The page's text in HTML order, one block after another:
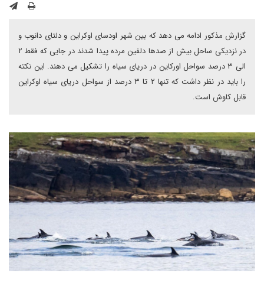
گزارش مذکور ادامه می دهد که بین شهر اودسای اوکراین و دلتای دانوب و
در نزدیکی ساحل بیش از صدها دلفین مرده پیدا شدند در جایی که فقط ۲
الی ۳ درصد سواحل اورکاین در دریای سیاه را تشکیل می دهند. این نکته
را باید در نظر داشت که تنها ۲ تا ۳ درصد از سواحل دریای سیاه اوکراین
قابل کاوش است.